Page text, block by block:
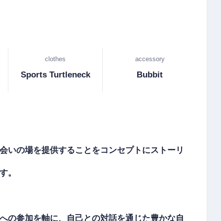
clothes
Sports Turtleneck
accessory
Bubbit
いの場を提供することをコンセプトにストーリ
。
の参加を軸に、自己との対話を通じた豊かな自